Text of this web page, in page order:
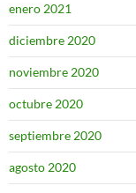
enero 2021
diciembre 2020
noviembre 2020
octubre 2020
septiembre 2020
agosto 2020